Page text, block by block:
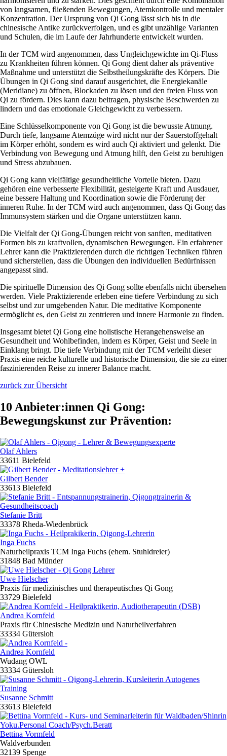
von langsamen, fließenden Bewegungen, Atemkontrolle und mentaler
Konzentration. Der Ursprung von Qi Gong lässt sich bis in die
chinesische Antike zurückverfolgen, und es gibt unzählige Varianten
und Schulen, die im Laufe der Jahrhunderte entwickelt wurden.
In der TCM wird angenommen, dass Ungleichgewichte im Qi-Fluss
zu Krankheiten führen können. Qi Gong dient daher als präventive
Maßnahme und unterstützt die Selbstheilungskräfte des Körpers. Die
Übungen in Qi Gong sind darauf ausgerichtet, die Energiekanäle
(Meridiane) zu öffnen, Blockaden zu lösen und den freien Fluss von
Qi zu fördern. Dies kann dazu beitragen, physische Beschwerden zu
lindern und das emotionale Gleichgewicht zu verbessern.
Eine Schlüsselkomponente von Qi Gong ist die bewusste Atmung.
Durch tiefe, langsame Atemzüge wird nicht nur der Sauerstoffgehalt
im Körper erhöht, sondern es wird auch Qi aktiviert und gelenkt. Die
Verbindung von Bewegung und Atmung hilft, den Geist zu beruhigen
und Stress abzubauen.
Qi Gong kann vielfältige gesundheitliche Vorteile bieten. Dazu
gehören eine verbesserte Flexibilität, gesteigerte Kraft und Ausdauer,
eine bessere Haltung und Koordination sowie die Förderung der
inneren Ruhe. In der TCM wird auch angenommen, dass Qi Gong das
Immunsystem stärken und die Organe unterstützen kann.
Die Vielfalt der Qi Gong-Übungen reicht von sanften, meditativen
Formen bis zu kraftvollen, dynamischen Bewegungen. Ein erfahrener
Lehrer kann die Praktizierenden durch die richtigen Techniken führen
und sicherstellen, dass die Übungen den individuellen Bedürfnissen
angepasst sind.
Die spirituelle Dimension des Qi Gong sollte ebenfalls nicht übersehen
werden. Viele Praktizierende erleben eine tiefere Verbindung zu sich
selbst und zur umgebenden Natur. Die meditative Komponente
ermöglicht es, den Geist zu zentrieren und innere Harmonie zu finden.
Insgesamt bietet Qi Gong eine holistische Herangehensweise an
Gesundheit und Wohlbefinden, indem es Körper, Geist und Seele in
Einklang bringt. Die tiefe Verbindung mit der TCM verleiht dieser
Praxis eine reiche kulturelle und historische Dimension, die sie zu einer
faszinierenden Reise zu innerer Balance macht.
zurück zur Übersicht
10 Anbieter:innen Qi Gong:
Bewegungskunst zur Prävention:
Olaf Ahlers
33611 Bielefeld
Gilbert Bender
33613 Bielefeld
Stefanie Britt
33378 Rheda-Wiedenbrück
Inga Fuchs
Naturheilpraxis TCM Inga Fuchs (ehem. Stuhldreier)
31848 Bad Münder
Uwe Hielscher
Praxis für medizinisches und therapeutisches Qi Gong
33729 Bielefeld
Andrea Kornfeld
Praxis für Chinesische Medizin und Naturheilverfahren
33334 Gütersloh
Andrea Kornfeld
Wudang OWL
33334 Gütersloh
Susanne Schmitt
33613 Bielefeld
Bettina Vormfeld
Waldverbunden
32139 Spenge